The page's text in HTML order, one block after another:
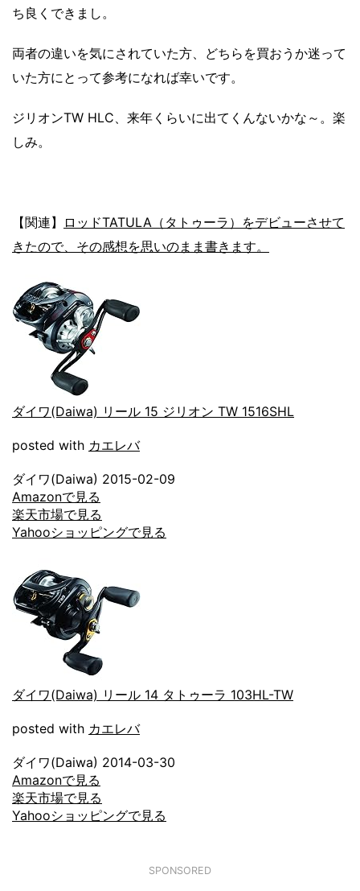
ち良くできまし。
両者の違いを気にされていた方、どちらを買おうか迷って
いた方にとって参考になれば幸いです。
ジリオンTW HLC、来年くらいに出てくんないかな～。楽
しみ。
【関連】
ロッドTATULA（タトゥーラ）をデビューさせて
きたので、その感想を思いのまま書きます。
ダイワ(Daiwa) リール 15 ジリオン TW 1516SHL
posted with カエレバ
ダイワ(Daiwa) 2015-02-09
Amazonで見る
楽天市場で見る
Yahooショッピングで見る
ダイワ(Daiwa) リール 14 タトゥーラ 103HL-TW
posted with カエレバ
ダイワ(Daiwa) 2014-03-30
Amazonで見る
楽天市場で見る
Yahooショッピングで見る
SPONSORED